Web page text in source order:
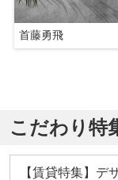
首藤勇飛
こだわり特
【賃貸特集】デ